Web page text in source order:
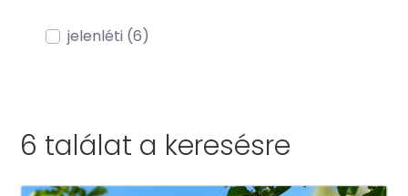
jelenléti (6)
6 találat a keresésre